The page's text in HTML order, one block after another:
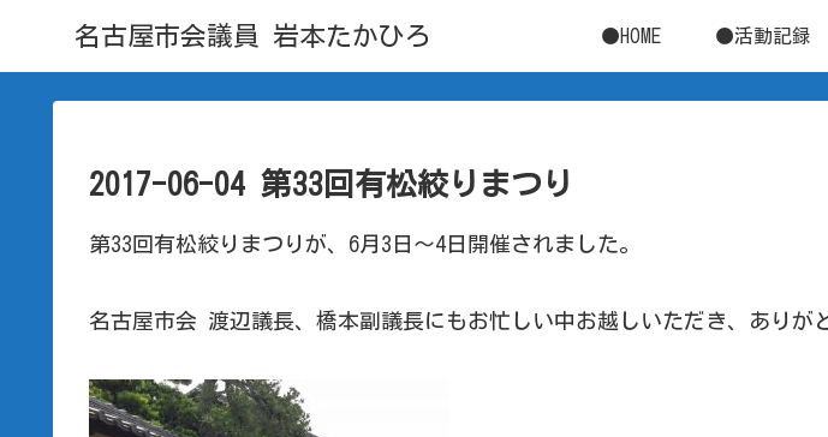
名古屋市会議員 岩本たかひろ ●HOME ●活動記録
2017-06-04 第33回有松絞りまつり
第33回有松絞りまつりが、6月3日～4日開催されました。
名古屋市会 渡辺議長、橋本副議長にもお忙しい中お越しいただき、ありが